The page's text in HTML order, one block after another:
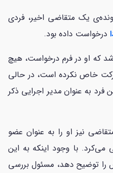
یک متقاضی اخیر، فردی
درخواست داده بود.
که او در فرم درخواست، هیچ
خاص نکرده است، در حالی
به عنوان مدیر اجرایی ذکر
نیز او را به عنوان عضو
با وجود اینکه به این
را توضیح دهد، مسئول بررسی